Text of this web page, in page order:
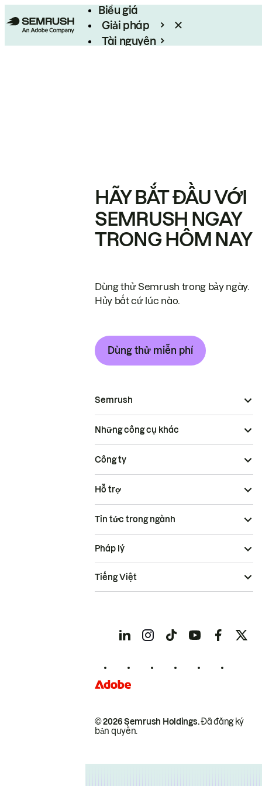
Biểu giá
Giải pháp
Tài nguyên
HÃY BẮT ĐẦU VỚI
SEMRUSH NGAY
TRONG HÔM NAY
Dùng thử Semrush trong bảy ngày.
Hủy bất cứ lúc nào.
Dùng thử miễn phí
Semrush
Những công cụ khác
Công ty
Hỗ trợ
Tin tức trong ngành
© 2026 Semrush Holdings.Đã đăng ký
bản quyền.
Pháp lý
Tiếng Việt